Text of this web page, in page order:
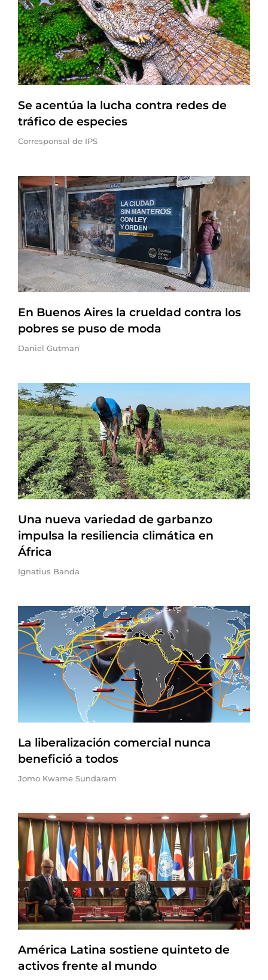
Se acentúa la lucha contra redes de
tráfico de especies
Corresponsal de IPS
En Buenos Aires la crueldad contra los
pobres se puso de moda
Daniel Gutman
Una nueva variedad de garbanzo
impulsa la resiliencia climática en
África
Ignatius Banda
La liberalización comercial nunca
benefició a todos
Jomo Kwame Sundaram
América Latina sostiene quinteto de
activos frente al mundo